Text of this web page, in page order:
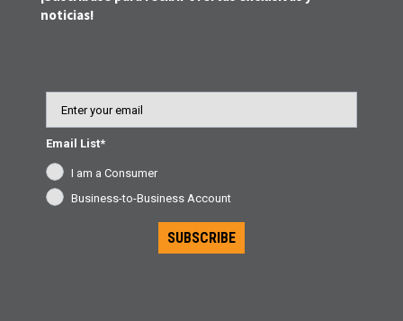
noticias!
Email List*
I am a Consumer
Business-to-Business Account
SUBSCRIBE